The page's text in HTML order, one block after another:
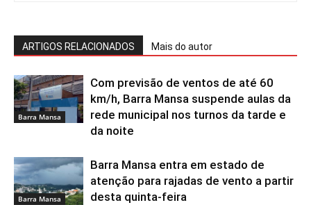
ARTIGOS RELACIONADOS Mais do autor
Barra Mansa
Com previsão de ventos de até 60
km/h, Barra Mansa suspende aulas da
rede municipal nos turnos da tarde e
da noite
Barra Mansa
Barra Mansa entra em estado de
atenção para rajadas de vento a partir
desta quinta-feira